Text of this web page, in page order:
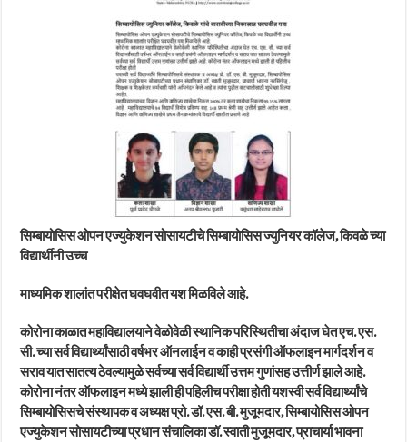
सिम्बायोसिस ओपन एज्युकेशन सोसायटीचे सिम्बायोसिस ज्युनियर कॉलेज, किवळे च्या
विद्यार्थीनी उच्च
माध्यमिक शालांत परीक्षेत घवघवीत यश मिळविले आहे.
कोरोना काळात महाविद्यालयाने वेळोवेळी स्थानिक परिस्थितीचा अंदाज घेत एच. एस.
सी. च्या सर्व विद्यार्थ्यांसाठी वर्षभर ऑनलाईन व काही प्रसंगी ऑफलाइन मार्गदर्शन व
सराव यात सातत्य ठेवल्यामुळे सर्वच्या सर्व विद्यार्थी उत्तम गुणांसह उत्तीर्ण झाले आहे.
कोरोना नंतर ऑफलाइन मध्ये झाली ही पहिलीच परीक्षा होती यशस्वी सर्व विद्यार्थ्यांचे
सिम्बायोसिसचे संस्थापक व अध्यक्ष प्रो. डॉ. एस. बी. मुजूमदार, सिम्बायोसिस ओपन
एज्युकेशन सोसायटीच्या प्रधान संचालिका डॉ. स्वाती मुजूमदार, प्राचार्या भावना